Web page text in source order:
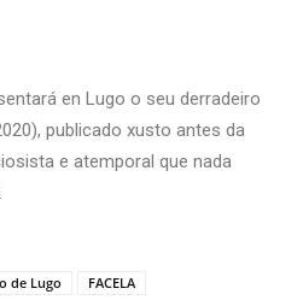
en Lugo o seu derradeiro
publicado xusto antes da
e atemporal que nada
de Lugo FACELA